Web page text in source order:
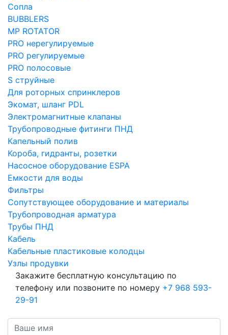
Сопла
BUBBLERS
MP ROTATOR
PRO нерегулируемые
PRO регулируемые
PRO полосовые
S струйные
Для роторных спринклеров
Экомат, шланг PDL
Электромагнитные клапаны
Трубопроводные фитинги ПНД
Капельный полив
Короба, гидранты, розетки
Насосное оборудование ESPA
Емкости для воды
Фильтры
Сопутствующее оборудование и материалы
Трубопроводная арматура
Трубы ПНД
Кабель
Кабельные пластиковые колодцы
Узлы продувки
Закажите бесплатную консультацию по
телефону или позвоните по номеру +7 968 593-
29-91